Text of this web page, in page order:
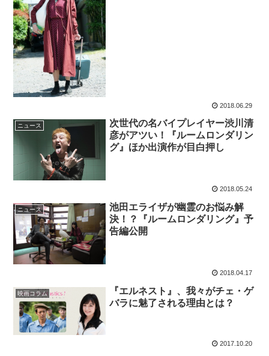
2018.06.29
ニュース
次世代の名バイプレイヤー渋川清
彦がアツい！『ルームロンダリン
グ』ほか出演作が目白押し
2018.05.24
ニュース
池田エライザが幽霊のお悩み解
決！？『ルームロンダリング』予
告編公開
2018.04.17
映画コラム
『エルネスト』、我々がチェ・ゲ
バラに魅了される理由とは？
2017.10.20